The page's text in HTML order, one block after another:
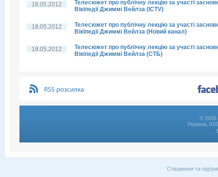
18.05.2012
Телесюжет про публічну лекцію за участі
Вікіпедії Джиммі Вейлза (ICTV)
18.05.2012
Телесюжет про публічну лекцію за участі
Вікіпедії Джиммі Вейлза (Новий канал)
18.05.2012
Телесюжет про публічну лекцію за участі
Вікіпедії Джиммі Вейлза (СТБ)
© 2006
Україна,
Створення та